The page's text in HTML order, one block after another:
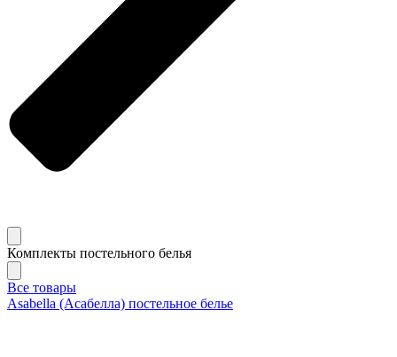
Комплекты постельного белья
Все товары
Asabella (Асабелла) постельное белье